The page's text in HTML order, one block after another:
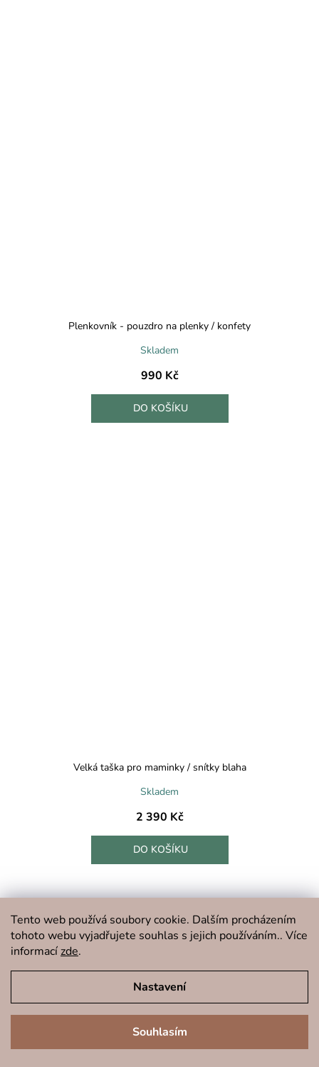
Tento web používá soubory cookie. Dalším procházením
tohoto webu vyjadřujete souhlas s jejich používáním.. Více
informací zde.
Nastavení
Souhlasím
Plenkovník - pouzdro na plenky / konfety
Skladem
990 Kč
DO KOŠÍKU
Velká taška pro maminky / snítky blaha
Skladem
2 390 Kč
DO KOŠÍKU
ZVÝHODNĚNÁ SADA